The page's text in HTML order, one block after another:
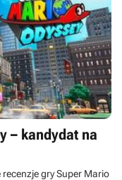
– kandydat na
gry Super Mario